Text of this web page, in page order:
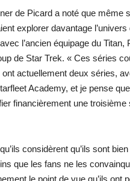
de Picard a noté que même
explorer davantage
l’ancien équipage du Titan,
de Star Trek. « Ces séries
ont actuellement deux séries,
Academy, et je pense
financièrement une troisième
considèrent qu’ils sont
que les fans ne les
le point de vue qu’ils ont